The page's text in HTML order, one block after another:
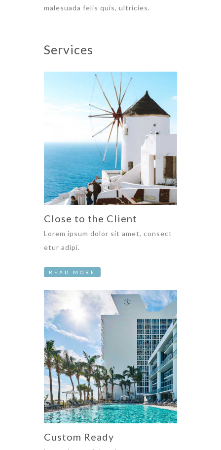
malesuada felis quis, ultricies.
Services
Close to the Client
Lorem ipsum dolor sit amet, consect
etur adipi.
READ MORE
Custom Ready